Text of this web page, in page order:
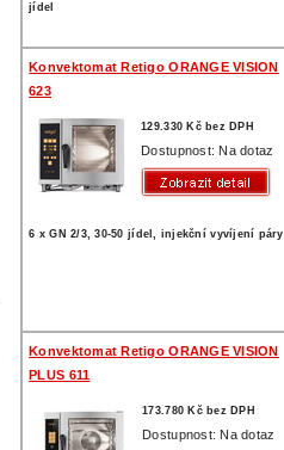
jídel
Konvektomat Retigo ORANGE VISION
623
129.330 Kč bez DPH
Dostupnost: Na dotaz
6 x GN 2/3, 30-50 jídel, injekční vyvíjení páry
Konvektomat Retigo ORANGE VISION
PLUS 611
173.780 Kč bez DPH
Dostupnost: Na dotaz